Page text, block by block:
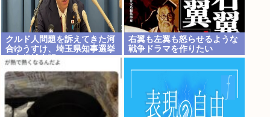
クルド人問題を訴えてきた河
合ゆうすけ、埼玉県知事選挙
に立候補表明www
右翼も左翼も怒らせるような
戦争ドラマを作りたい